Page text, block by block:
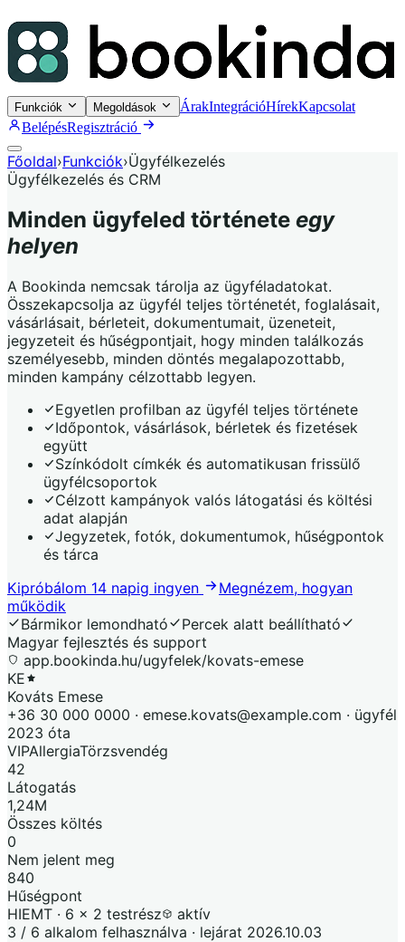
Funkciók Megoldások ÁrakIntegrációHírekKapcsolat
BelépésRegisztráció
Főoldal›Funkciók›Ügyfélkezelés
Ügyfélkezelés és CRM
Minden ügyfeled története egy
helyen
A Bookinda nemcsak tárolja az ügyféladatokat.
Összekapcsolja az ügyfél teljes történetét, foglalásait,
vásárlásait, bérleteit, dokumentumait, üzeneteit,
jegyzeteit és hűségpontjait, hogy minden találkozás
személyesebb, minden döntés megalapozottabb,
minden kampány célzottabb legyen.
Egyetlen profilban az ügyfél teljes története
Időpontok, vásárlások, bérletek és fizetések
együtt
Színkódolt címkék és automatikusan frissülő
ügyfélcsoportok
Célzott kampányok valós látogatási és költési
adat alapján
Jegyzetek, fotók, dokumentumok, hűségpontok
és tárca
Kipróbálom 14 napig ingyen
Megnézem, hogyan
működik
Bármikor lemondható
Percek alatt beállítható
Magyar fejlesztés és support
app.bookinda.hu/ugyfelek/kovats-emese
KE
Kováts Emese
+36 30 000 0000 · emese.kovats@example.com · ügyfél
2023 óta
VIPAllergiaTörzsvendég
42
Látogatás
1,24M
Összes költés
0
Nem jelent meg
840
Hűségpont
HIEMT · 6 × 2 testrész
aktív
3 / 6 alkalom felhasználva · lejárat 2026.10.03